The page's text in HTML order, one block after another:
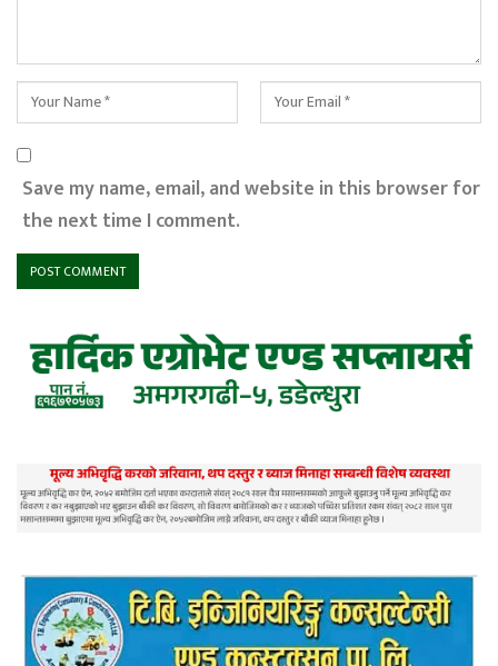
Save my name, email, and website in this browser for
the next time I comment.